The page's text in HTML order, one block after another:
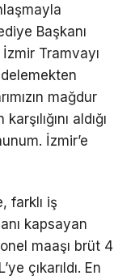
Başkanı
Tramvayı
mağdur
aldığı
İzmir’e
farklı iş
kapsayan
maaşı brüt 4
çıkarıldı. En